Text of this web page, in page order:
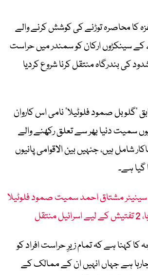
کا محاصرہ توڑنے کی کوشش کرنے والے
سینکڑوں ارکان کو سمندر میں حراست
کی بندرگاہ منتقل کرنا شروع کردیا
’گلوبل صمود فلوٹیلا‘ نامی اس کاروان
سمیت دنیا بھر سے تعلق رکھنے والے
شامل ہیں، جنہیں بین الاقوامی پانیوں
ہے۔
مشتاق احمد سمیت صمود فلوٹیلا
کا کہنا ہے کہ تمام زیرِ حراست افراد کو
ہے جہاں انہیں ان کے ممالک کے